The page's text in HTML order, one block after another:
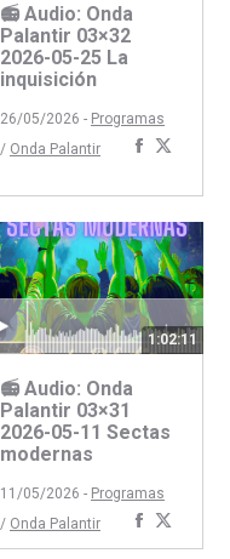
📻 Audio: Onda
Palantir 03×32
2026-05-25 La
inquisición
26/05/2026 - Programas
/ Onda Palantir
Compartir
1:02:11
📻 Audio: Onda
Palantir 03×31
2026-05-11 Sectas
modernas
11/05/2026 - Programas
/ Onda Palantir
Compartir
concon